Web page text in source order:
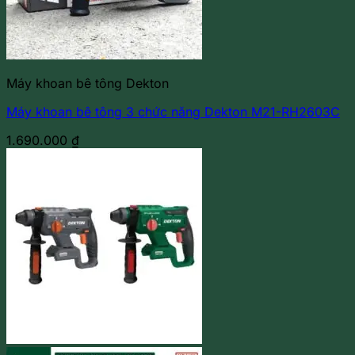
Máy khoan bê tông Dekton
Máy khoan bê tông 3 chức năng Dekton M21-RH2603C
1.690.000 ₫